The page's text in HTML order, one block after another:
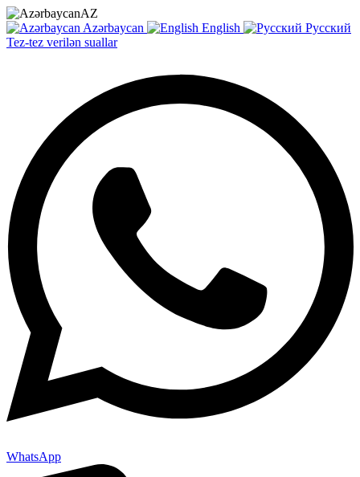
AZ
Azərbaycan
English
Русский
Tez-tez verilən suallar
WhatsApp